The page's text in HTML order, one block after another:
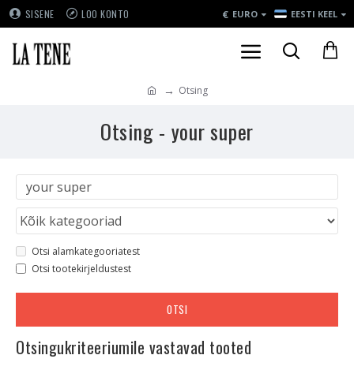
SISENE LOO KONTO € EURO EESTI KEEL
Otsing
Otsing - your super
Otsi alamkategooriatest
Otsi tootekirjeldustest
OTSI
Otsingukriteeriumile vastavad tooted